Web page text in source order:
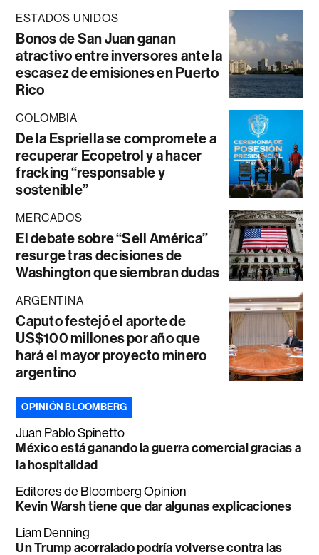
ESTADOS UNIDOS
Bonos de San Juan ganan
atractivo entre inversores ante la
escasez de emisiones en Puerto
Rico
COLOMBIA
De la Espriella se compromete a
recuperar Ecopetrol y a hacer
fracking “responsable y
sostenible”
MERCADOS
El debate sobre “Sell América”
resurge tras decisiones de
Washington que siembran dudas
ARGENTINA
Caputo festejó el aporte de
US$100 millones por año que
hará el mayor proyecto minero
argentino
OPINIÓN BLOOMBERG
Juan Pablo Spinetto
México está ganando la guerra comercial gracias a
la hospitalidad
Editores de Bloomberg Opinion
Kevin Warsh tiene que dar algunas explicaciones
Liam Denning
Un Trump acorralado podría volverse contra las